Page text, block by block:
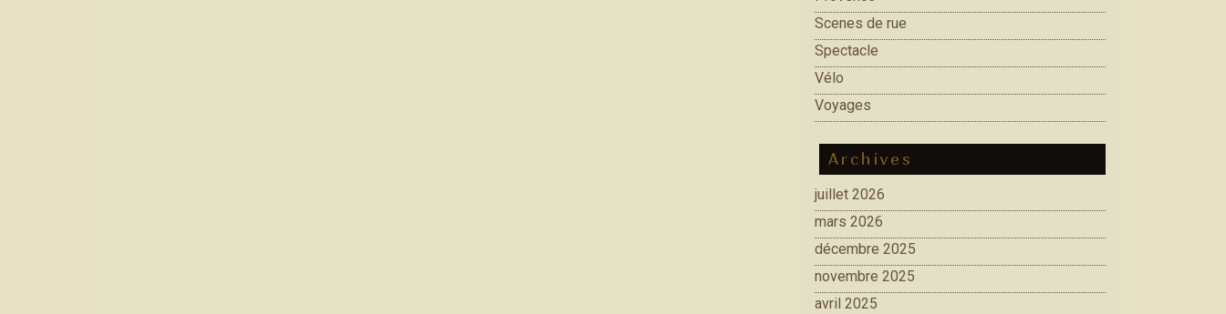
Scenes de rue
Spectacle
Vélo
Voyages
Archives
juillet 2026
mars 2026
décembre 2025
novembre 2025
avril 2025